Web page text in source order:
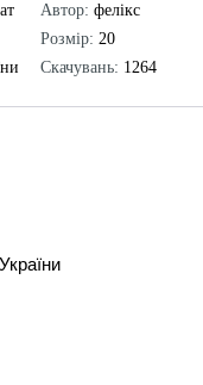
Автор: фелікс
Розмір: 20
Скачувань: 1264